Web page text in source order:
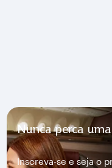
Nunca perca
Inscreva-se e seja o